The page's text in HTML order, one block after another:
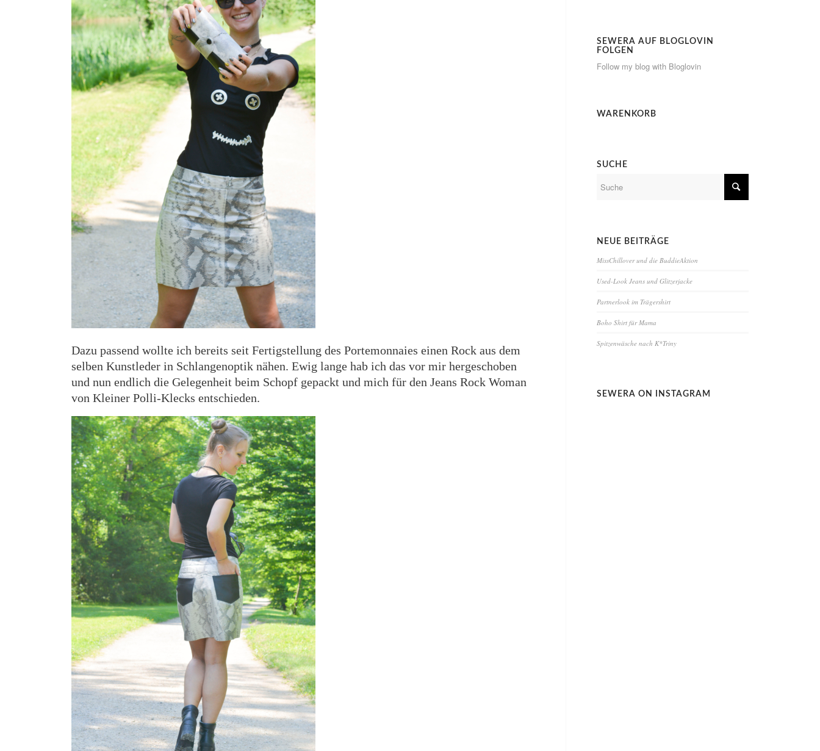
Dazu passend wollte ich bereits seit Fertigstellung des Portemonnaies einen Rock aus dem
selben Kunstleder in Schlangenoptik nähen. Ewig lange hab ich das vor mir hergeschoben
und nun endlich die Gelegenheit beim Schopf gepackt und mich für den Jeans Rock Woman
von Kleiner Polli-Klecks entschieden.
SEWERA AUF BLOGLOVIN
FOLGEN
Follow my blog with Bloglovin
WARENKORB
SUCHE
NEUE BEITRÄGE
MissChillover und die BuddieAktion
Used-Look Jeans und Glitzerjacke
Partnerlook im Trägershirt
Boho Shirt für Mama
Spitzenwäsche nach K*Triny
SEWERA ON INSTAGRAM